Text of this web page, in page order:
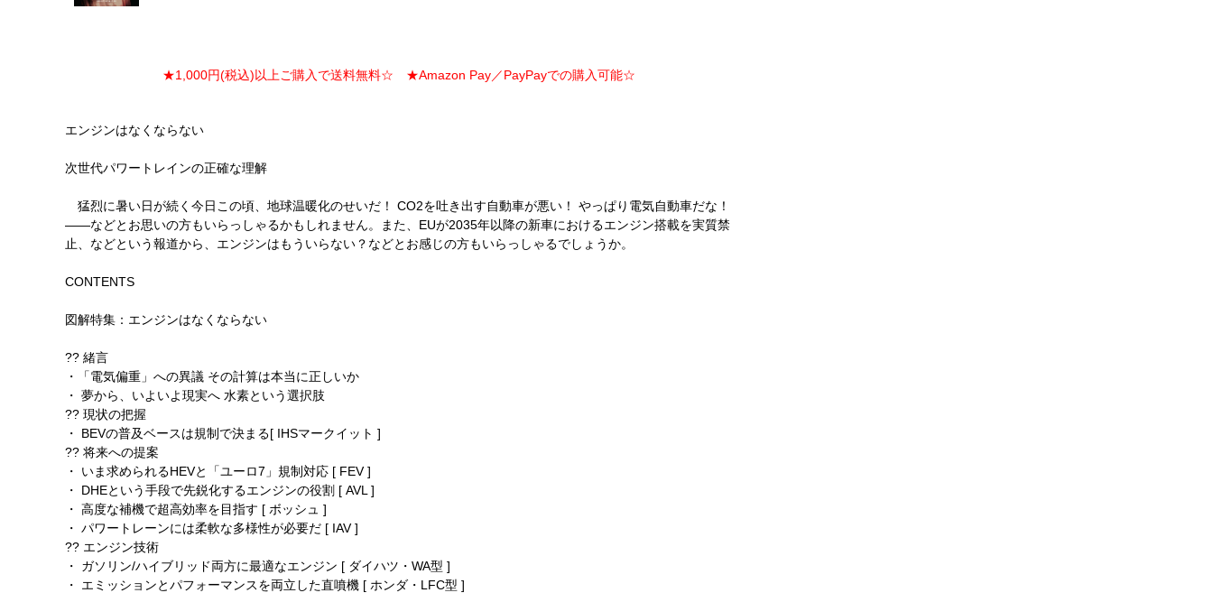
★1,000円(税込)以上ご購入で送料無料☆ ★Amazon Pay／PayPayでの購入可能☆
エンジンはなくならない
次世代パワートレインの正確な理解
猛烈に暑い日が続く今日この頃、地球温暖化のせいだ！ CO2を吐き出す自動車が悪い！ やっぱり電気自動車だな！
――などとお思いの方もいらっしゃるかもしれません。また、EUが2035年以降の新車におけるエンジン搭載を実質禁
止、などという報道から、エンジンはもういらない？などとお感じの方もいらっしゃるでしょうか。
CONTENTS
図解特集：エンジンはなくならない
?? 緒言
・「電気偏重」への異議 その計算は本当に正しいか
・ 夢から、いよいよ現実へ 水素という選択肢
?? 現状の把握
・ BEVの普及ベースは規制で決まる[ IHSマークイット ]
?? 将来への提案
・ いま求められるHEVと「ユーロ7」規制対応 [ FEV ]
・ DHEという手段で先鋭化するエンジンの役割 [ AVL ]
・ 高度な補機で超高効率を目指す [ ボッシュ ]
・ パワートレーンには柔軟な多様性が必要だ [ IAV ]
?? エンジン技術
・ ガソリン/ハイブリッド両方に最適なエンジン [ ダイハツ・WA型 ]
・ エミッションとパフォーマンスを両立した直噴機 [ ホンダ・LFC型 ]